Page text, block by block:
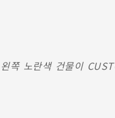
왼쪽 노란색 건물이